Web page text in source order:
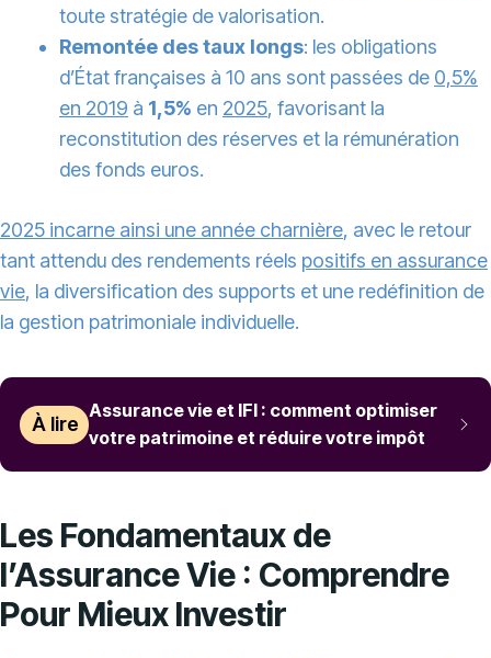
toute stratégie de valorisation.
Remontée des taux longs: les obligations
d’État françaises à 10 ans sont passées de 0,5%
en 2019 à 1,5% en 2025, favorisant la
reconstitution des réserves et la rémunération
des fonds euros.
2025 incarne ainsi une année charnière, avec le retour
tant attendu des rendements réels positifs en assurance
vie, la diversification des supports et une redéfinition de
la gestion patrimoniale individuelle.
À lire
Assurance vie et IFI : comment optimiser
votre patrimoine et réduire votre impôt
Les Fondamentaux de
l’Assurance Vie : Comprendre
Pour Mieux Investir